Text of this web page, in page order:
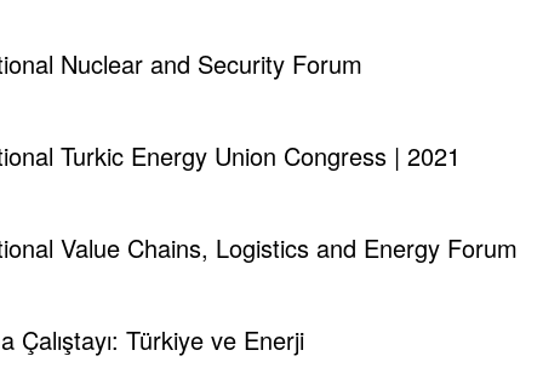
Nuclear and Security Forum
Turkic Energy Union Congress | 2021
Value Chains, Logistics and Energy Forum
Çalıştayı: Türkiye ve Enerji
- Magazine & BlogWordPressTema 2026 | Powered By